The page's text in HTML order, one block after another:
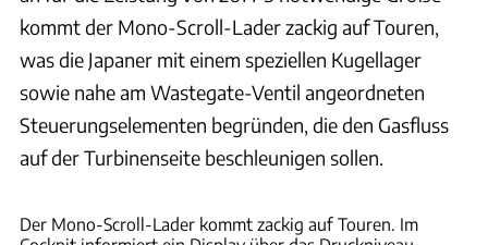
kommt der Mono-Scroll-Lader zackig auf Touren,
was die Japaner mit einem speziellen Kugellager
sowie nahe am Wastegate-Ventil angeordneten
Steuerungselementen begründen, die den Gasfluss
auf der Turbinenseite beschleunigen sollen.
Der Mono-Scroll-Lader kommt zackig auf Touren. Im